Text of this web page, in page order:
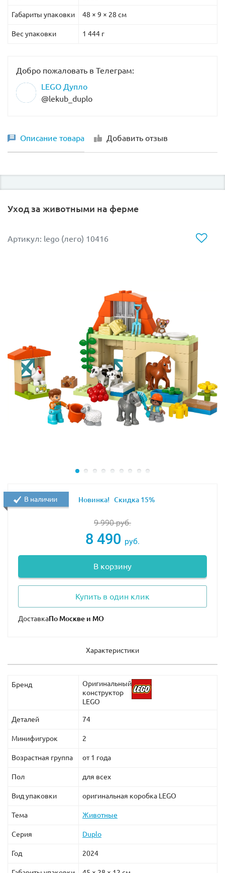
Габариты упаковки 48 × 9 × 28 см
Вес упаковки 1 444 г
Добро пожаловать в Телеграм:
LEGO Дупло
@lekub_duplo
Описание товара Добавить отзыв
Уход за животными на ферме
Артикул: lego (лего) 10416
9 990руб.
8 490 руб.
В корзину
Купить в один клик
Доставка
В наличии Новинка! Скидка 15%
Характеристики
Бренд
Оригинальный
конструктор
LEGO
Деталей 74
Минифигурок 2
Возрастная группа от 1 года
Пол для всех
Вид упаковки оригинальная коробка LEGO
Тема Животные
Серия Duplo
Год 2024